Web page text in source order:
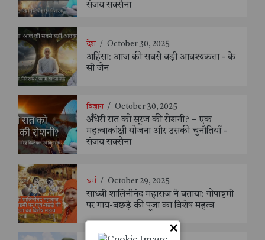
संजय सक्सैना
देश / October 30, 2025
अहिंसा: आज की सबसे बड़ी आवश्यकता - के
सी जैन
विज्ञान / October 30, 2025
अँधेरी रात को सूरज की रोशनी? – एक
महत्वाकांक्षी योजना और उसकी चुनौतियाँ -
संजय सक्सैना
धर्म / October 29, 2025
साध्वी शालिनीनंद महाराज ने बताया: गोपाष्टमी
पर गाय-बछड़े की पूजा का विशेष महत्व
/ October 16, 2025
×